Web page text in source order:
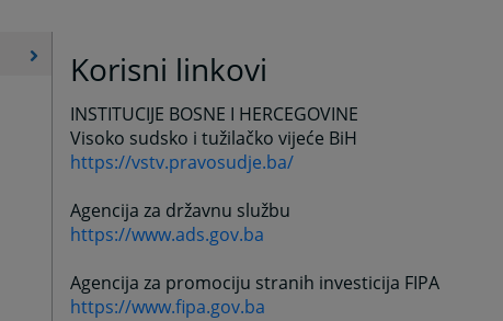
Korisni linkovi
INSTITUCIJE BOSNE I HERCEGOVINE
Visoko sudsko i tužilačko vijeće BiH
https://vstv.pravosudje.ba/
Agencija za državnu službu
https://www.ads.gov.ba
Agencija za promociju stranih investicija FIPA
https://www.fipa.gov.ba